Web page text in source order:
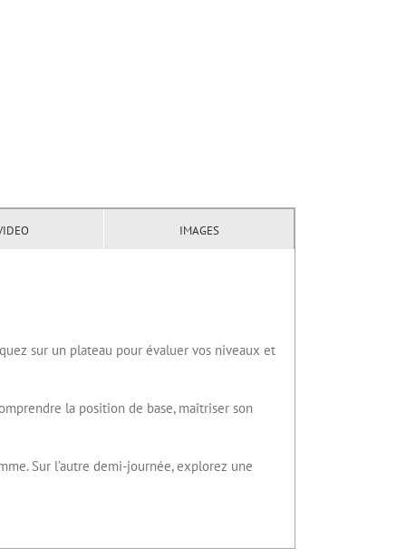
IMAGES
sur un plateau pour évaluer vos niveaux et
la position de base, maîtriser son
Sur l’autre demi-journée, explorez une